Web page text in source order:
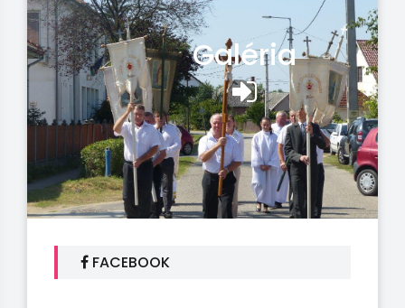
Galéria
FACEBOOK